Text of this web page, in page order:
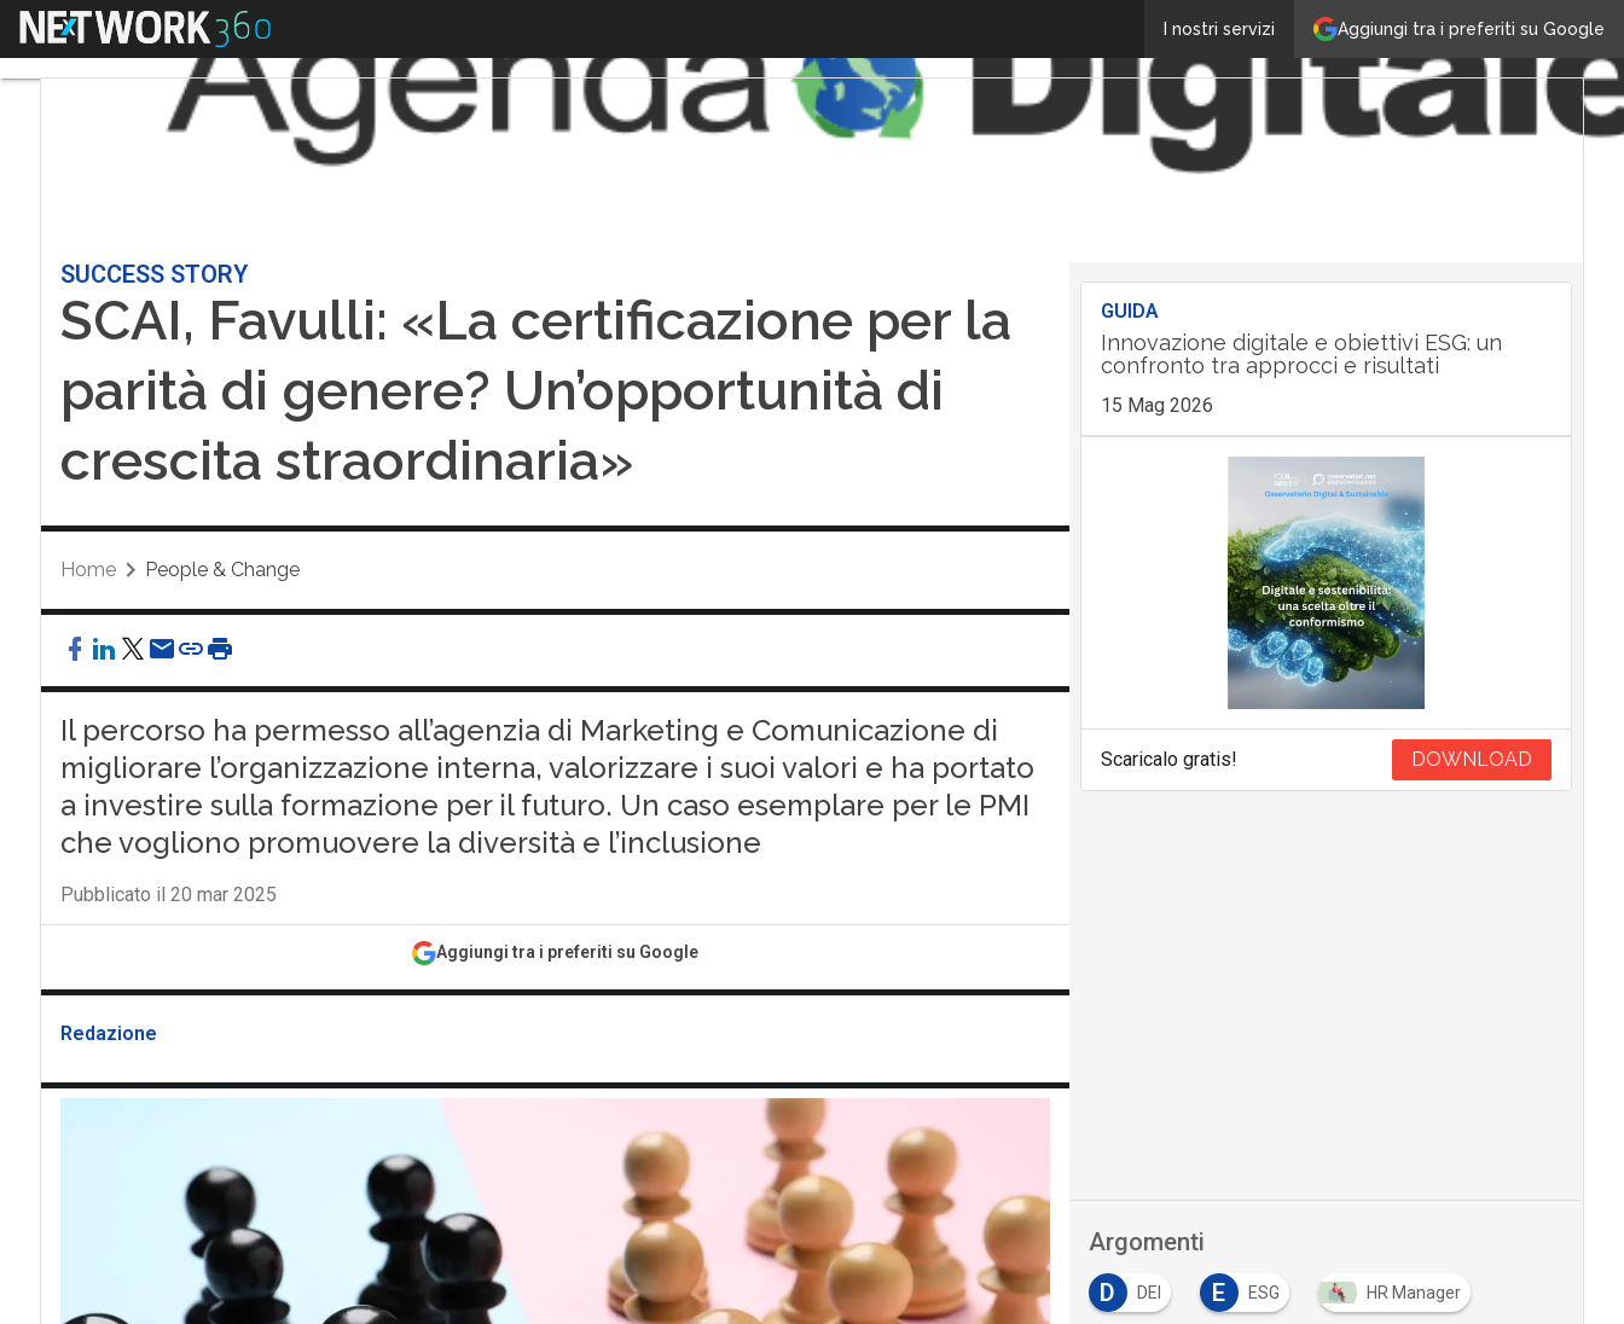
Aggiungi tra i preferiti su Google
I nostri servizi
Menu
SUCCESS STORY
SCAI, Favulli: «La certificazione per la
parità di genere? Un’opportunità di
crescita straordinaria»
Home People & Change
Il percorso ha permesso all’agenzia di Marketing e Comunicazione di
migliorare l’organizzazione interna, valorizzare i suoi valori e ha portato
a investire sulla formazione per il futuro. Un caso esemplare per le PMI
che vogliono promuovere la diversità e l’inclusione
Pubblicato il 20 mar 2025
Aggiungi tra i preferiti su Google
Redazione
GUIDA
Innovazione digitale e obiettivi ESG: un
confronto tra approcci e risultati
15 Mag 2026
Scaricalo gratis! DOWNLOAD
Argomenti
D
DEI E ESG HR Manager